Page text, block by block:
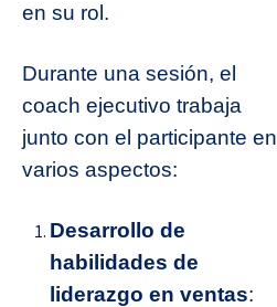
en su rol.
Durante una sesión, el
coach ejecutivo trabaja
junto con el participante en
varios aspectos:
Desarrollo de
habilidades de
liderazgo en ventas: